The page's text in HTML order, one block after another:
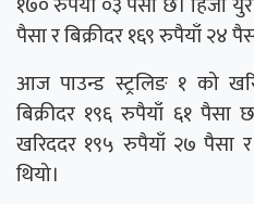
पैसा र बिक्रीदर १६९ रुपैयाँ २४
आज पाउन्ड स्ट्रलिङ १ को
बिक्रीदर १९६ रुपैयाँ ६१ पैसा
खरिददर १९५ रुपैयाँ २७ पैसा
थियो।